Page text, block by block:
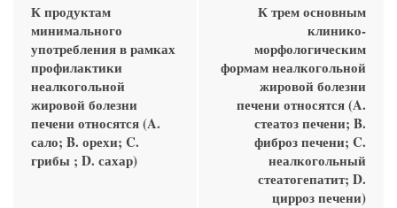
К продуктам
минимального
употребления в рамках
профилактики
неалкогольной
жировой болезни
печени относятся (A.
сало; B. орехи; C.
грибы ; D. сахар)
К трем основным
клинико-
морфологическим
формам неалкогольной
жировой болезни
печени относятся (A.
стеатоз печени; B.
фиброз печени; C.
неалкогольный
стеатогепатит; D.
цирроз печени)